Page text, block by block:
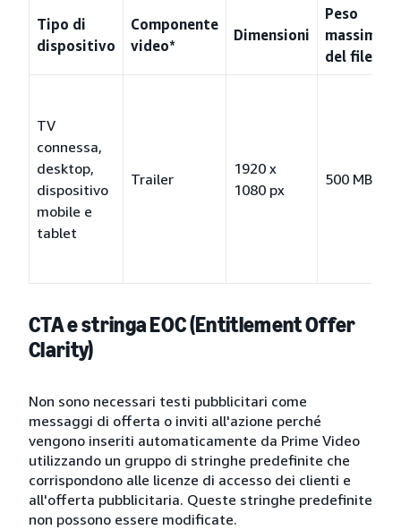
Tipo di
dispositivo
Componente
video*
Dimensioni
Peso
massimo
del file
TV
connessa,
desktop,
dispositivo
mobile e
tablet
Trailer
1920 x
1080 px
500 MB
CTA e stringa EOC (Entitlement Offer
Clarity)
Non sono necessari testi pubblicitari come
messaggi di offerta o inviti all'azione perché
vengono inseriti automaticamente da Prime Video
utilizzando un gruppo di stringhe predefinite che
corrispondono alle licenze di accesso dei clienti e
all'offerta pubblicitaria. Queste stringhe predefinite
non possono essere modificate.